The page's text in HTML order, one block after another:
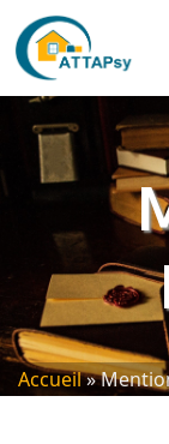
Aller
au
contenu
Accueil»